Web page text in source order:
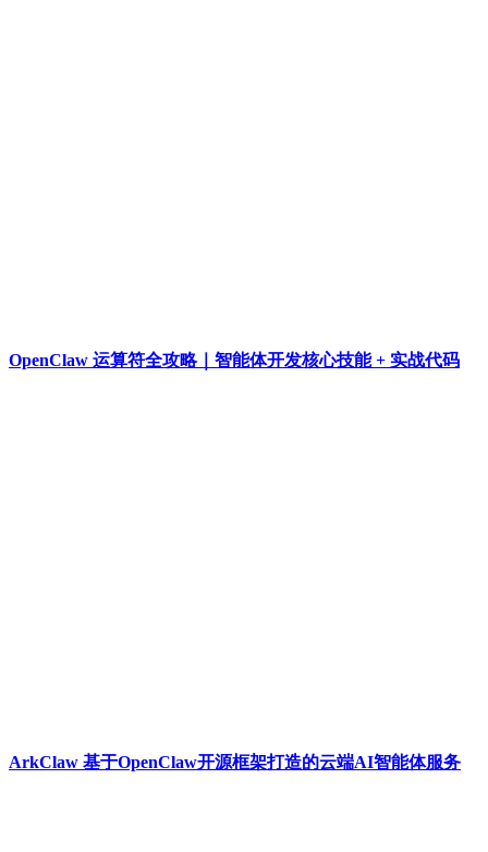
OpenClaw 运算符全攻略｜智能体开发核心技能 + 实战代码
ArkClaw 基于OpenClaw开源框架打造的云端AI智能体服务